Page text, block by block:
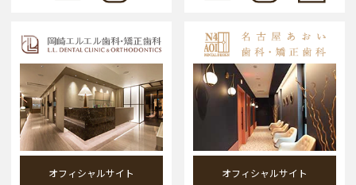
オフィシャルサイト オフィシャルサイト